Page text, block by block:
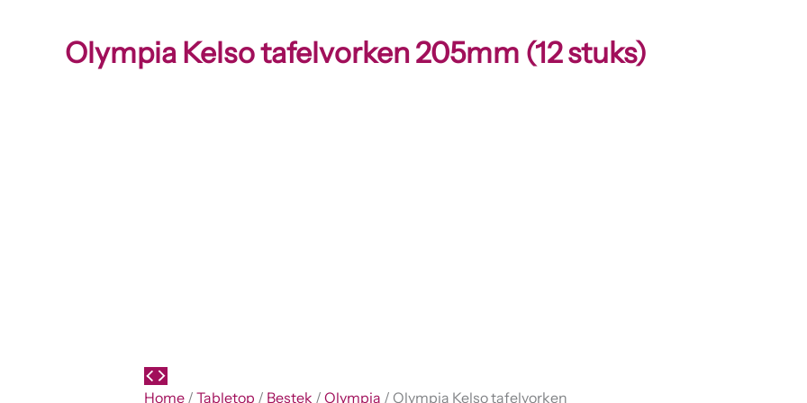
Olympia Kelso tafelvorken 205mm (12 stuks)
Home / Tabletop / Bestek / Olympia / Olympia Kelso tafelvorken